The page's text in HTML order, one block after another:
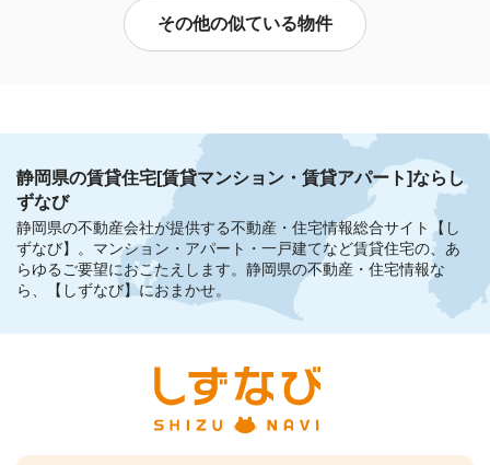
その他の似ている物件
静岡県の賃貸住宅[賃貸マンション・賃貸アパート]ならし
ずなび
静岡県の不動産会社が提供する不動産・住宅情報総合サイト【し
ずなび】。 マンション・アパート・一戸建てなど賃貸住宅の、あ
らゆるご要望におこたえします。 静岡県の不動産・住宅情報な
ら、【しずなび】におまかせ。